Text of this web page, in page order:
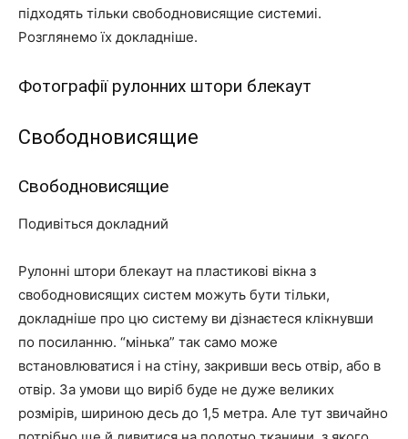
підходять тільки свободновисящие системиі.
Розглянемо їх докладніше.
Фотографії рулонних штори блекаут
Свободновисящие
Свободновисящие
Подивіться докладний
Рулонні штори блекаут на пластикові вікна з
свободновисящих систем можуть бути тільки,
докладніше про цю систему ви дізнаєтеся клікнувши
по посиланню. “мінька” так само може
встановлюватися і на стіну, закривши весь отвір, або в
отвір. За умови що виріб буде не дуже великих
розмірів, шириною десь до 1,5 метра. Але тут звичайно